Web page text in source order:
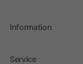
Information
Service